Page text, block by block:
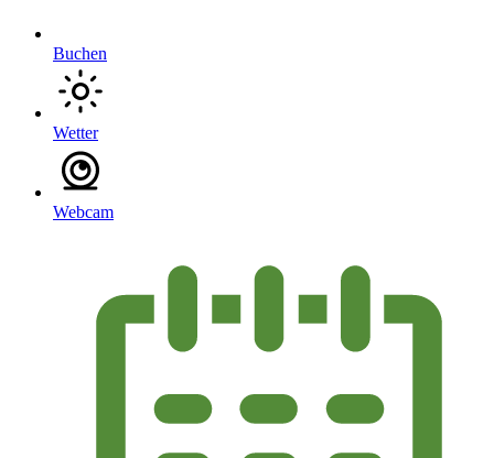
Buchen
Wetter
Webcam